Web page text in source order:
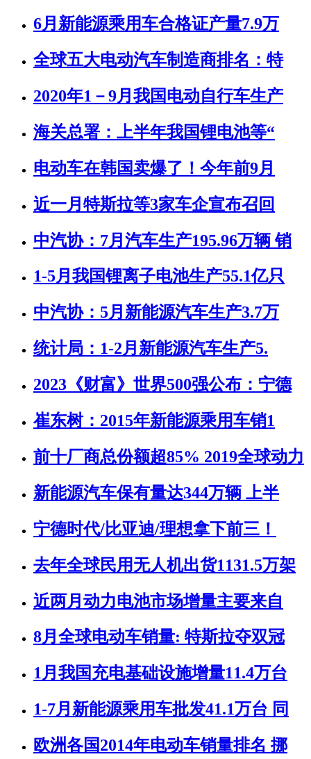
6月新能源乘用车合格证产量7.9万
全球五大电动汽车制造商排名：特
2020年1－9月我国电动自行车生产
海关总署：上半年我国锂电池等“
电动车在韩国卖爆了！今年前9月
近一月特斯拉等3家车企宣布召回
中汽协：7月汽车生产195.96万辆 销
1-5月我国锂离子电池生产55.1亿只
中汽协：5月新能源汽车生产3.7万
统计局：1-2月新能源汽车生产5.
2023《财富》世界500强公布：宁德
崔东树：2015年新能源乘用车销1
前十厂商总份额超85% 2019全球动力
新能源汽车保有量达344万辆 上半
宁德时代/比亚迪/理想拿下前三！
去年全球民用无人机出货1131.5万架
近两月动力电池市场增量主要来自
8月全球电动车销量: 特斯拉夺双冠
1月我国充电基础设施增量11.4万台
1-7月新能源乘用车批发41.1万台 同
欧洲各国2014年电动车销量排名 挪